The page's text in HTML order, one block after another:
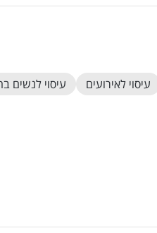
עיסוי לאירועים עיסוי לנשים